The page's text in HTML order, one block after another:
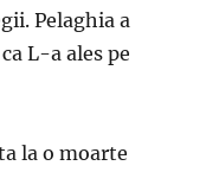
Pelaghia a
L-a ales pe
la o moarte